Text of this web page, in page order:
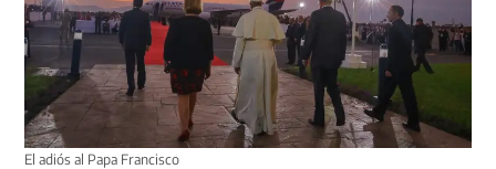
El adiós al Papa Francisco